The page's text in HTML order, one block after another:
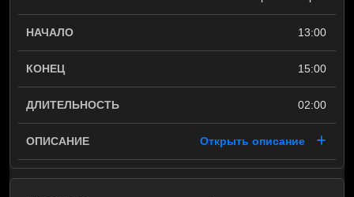
13:00
15:00
02:00
Открыть описание